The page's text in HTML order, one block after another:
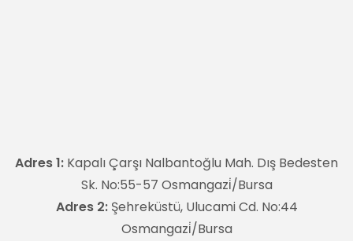
Adres 1: Kapalı Çarşı Nalbantoğlu Mah. Dış Bedesten
Sk. No:55-57 Osmangazi̇/Bursa
Adres 2:Şehreküstü, Ulucami Cd. No:44
Osmangazi̇/Bursa